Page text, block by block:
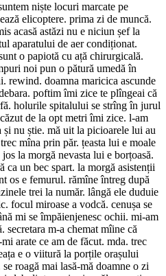
niște locuri marcate pe
elicoptere. prima zi de muncă.
acasă astăzi nu e niciun șef la
aparatului de aer condiționat.
o papiotă cu ață chirurgicală.
noi pun o pătură umedă în
rewind. doamna maricica ascunde
poftim îmi zice te plîngeai că
holurile spitalului se strîng în jurul
de la opt metri îmi zice. l-am
nu știe. mă uit la picioarele lui au
mîna prin păr. țeasta lui e moale
la morgă nevasta lui e borțoasă.
ca un bec spart. la morgă asistenții
os e femurul. rămîne întreg după
trei la număr. lângă ele duduie
focul miroase a vodcă. cenușa se
mi se împăienjenesc ochii. mi-am
secretara m-a chemat mîine că
arate ce am de făcut. mda. trec
e o viitură la porțile orașului
roagă mai lasă-mă doamne o zi